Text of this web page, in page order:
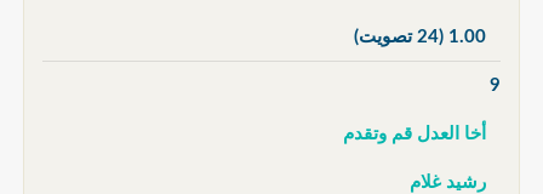
1.00 (24 تصويت)
9
أخا العدل قم وتقدم
رشيد غلام